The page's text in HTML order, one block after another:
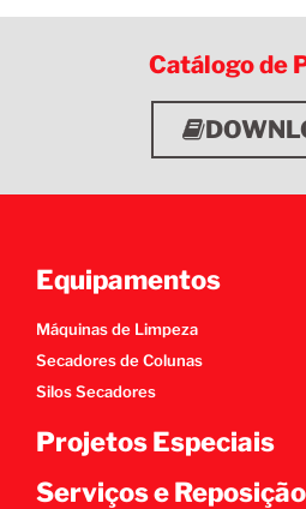
Catálogo de
Equipamentos
Máquinas de Limpeza
Secadores de Colunas
Silos Secadores
Projetos Especiais
Serviços e Reposição